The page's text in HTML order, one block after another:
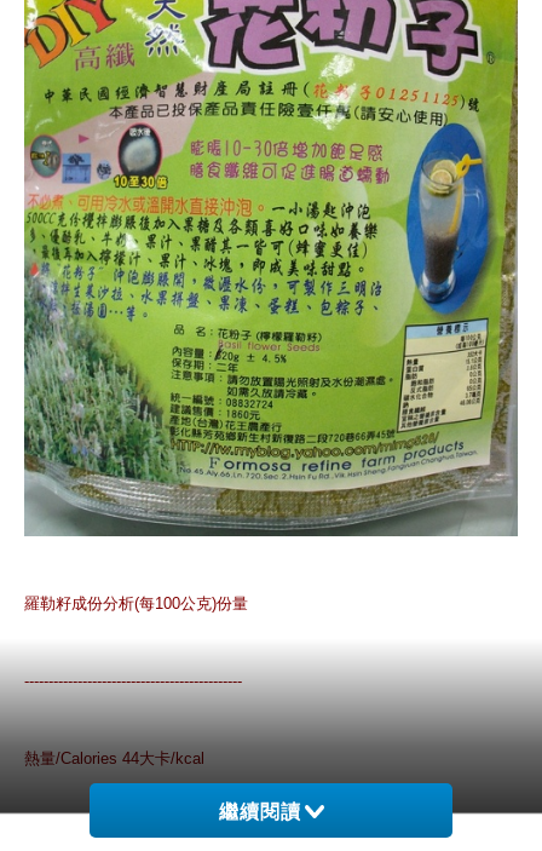
羅勒籽成份分析(每100公克)份量
---------------------------------------------
熱量/Calories 44大卡/kcal
蛋白質/Protein 1.3公克/g
繼續閱讀